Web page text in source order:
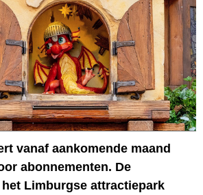
vanaf aankomende maand
abonnementen. De
Limburgse attractiepark